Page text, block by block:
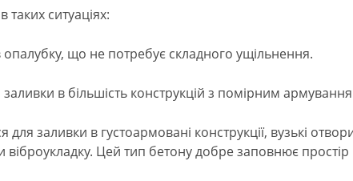
таких ситуаціях:
що не потребує складного ущільнення.
в більшість конструкцій з помірним
заливки в густоармовані конструкції, вузькі
віброукладку. Цей тип бетону добре заповнює